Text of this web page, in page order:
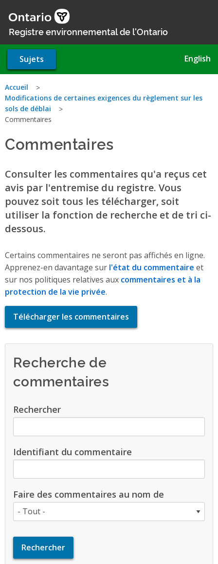
au
contenu
Registre environnemental de l'Ontario
Sujets English
Vous
êtes
Accueil
Modifications de certaines exigences du règlement sur les
sols de déblai
Commentaires
Commentaires
Consulter les commentaires qu'a reçus cet
avis par l'entremise du registre. Vous
pouvez soit tous les télécharger, soit
utiliser la fonction de recherche et de tri ci-
dessous.
Certains commentaires ne seront pas affichés en ligne.
Apprenez-en davantage sur l'état du commentaire et
sur nos politiques relatives aux commentaires et à la
protection de la vie privée.
Télécharger les commentaires
Recherche de
commentaires
Rechercher
Identifiant du commentaire
Faire des commentaires au nom de